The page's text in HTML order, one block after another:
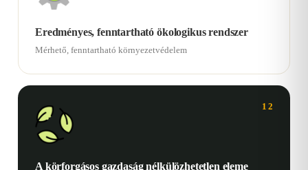
Eredményes, fenntartható ökologikus rendszer
Mérhető, fenntartható környezetvédelem
12
A körforgásos gazdaság nélkülözhetetlen eleme